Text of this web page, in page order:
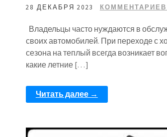
28 ДЕКАБРЯ 2023 КОММЕНТАРИЕВ
Владельцы часто нуждаются в
своих автомобилей. При переходе с
сезона на теплый всегда возникает
какие летние […]
Читать далее →